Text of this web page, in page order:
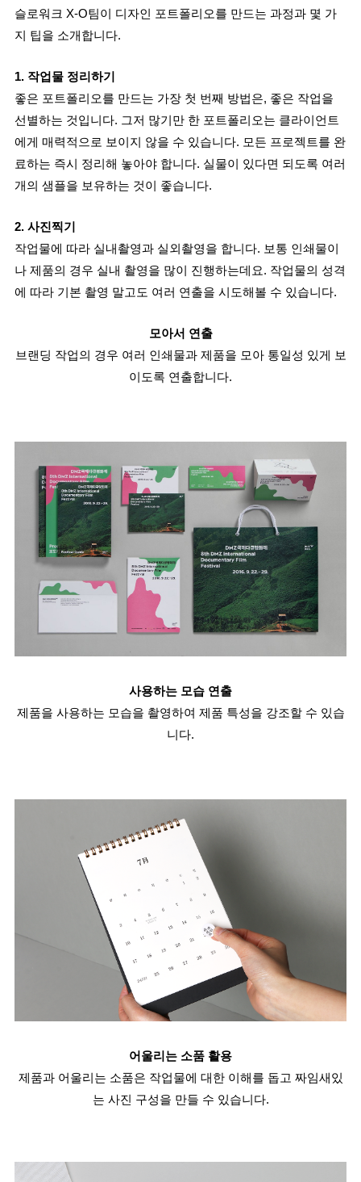
슬로워크 X-O팀이 디자인 포트폴리오를 만드는 과정과 몇 가
지 팁을 소개합니다.
1. 작업물 정리하기
좋은 포트폴리오를 만드는 가장 첫 번째 방법은, 좋은 작업을
선별하는 것입니다. 그저 많기만 한 포트폴리오는 클라이언트
에게 매력적으로 보이지 않을 수 있습니다. 모든 프로젝트를 완
료하는 즉시 정리해 놓아야 합니다. 실물이 있다면 되도록 여러
개의 샘플을 보유하는 것이 좋습니다.
2. 사진찍기
작업물에 따라 실내촬영과 실외촬영을 합니다. 보통 인쇄물이
나 제품의 경우 실내 촬영을 많이 진행하는데요. 작업물의 성격
에 따라 기본 촬영 말고도 여러 연출을 시도해볼 수 있습니다.
모아서 연출
브랜딩 작업의 경우 여러 인쇄물과 제품을 모아 통일성 있게 보
이도록 연출합니다.
사용하는 모습 연출
제품을 사용하는 모습을 촬영하여 제품 특성을 강조할 수 있습
니다.
어울리는 소품 활용
제품과 어울리는 소품은 작업물에 대한 이해를 돕고 짜임새있
는 사진 구성을 만들 수 있습니다.